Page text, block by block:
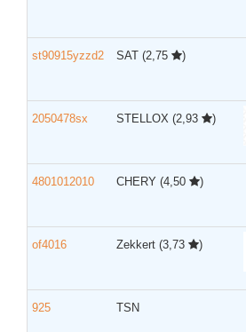
st90915yzzd2 SAT (2,75 )
2050478sx STELLOX (2,93 )
4801012010 CHERY (4,50 )
of4016 Zekkert (3,73 )
925 TSN